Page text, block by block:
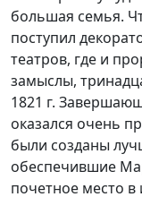
большая семья.
поступил
театров, где и
замыслы,
1821 г.
оказался очень
были созданы
обеспечившие
почетное место в